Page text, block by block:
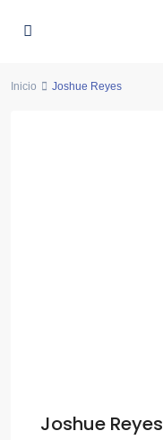
Inicio Joshue Reyes
Joshue Reyes